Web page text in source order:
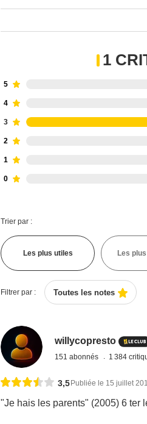
1
5
4
3
2
1
0
Trier par :
Les plus utiles Les
Filtrer par : Toutes les notes
willycopresto
151 abonnés 1 384
3,5 Publiée le 15 juillet
"Je hais les parents" (2005) 6 ter